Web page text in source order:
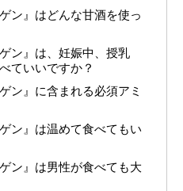
ン』はどんな甘酒を使っ
ン』は、妊娠中、授乳
ていいですか？
ン』に含まれる必須アミ
ン』は温めて食べてもい
ン』は男性が食べても大